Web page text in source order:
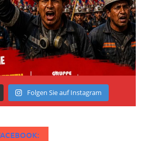
Folgen Sie auf Instagram